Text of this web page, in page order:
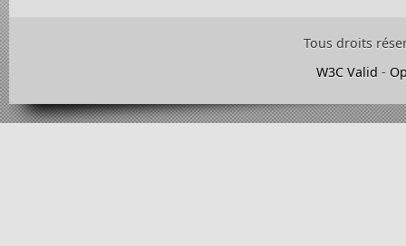
Tous droits
W3C Valid -